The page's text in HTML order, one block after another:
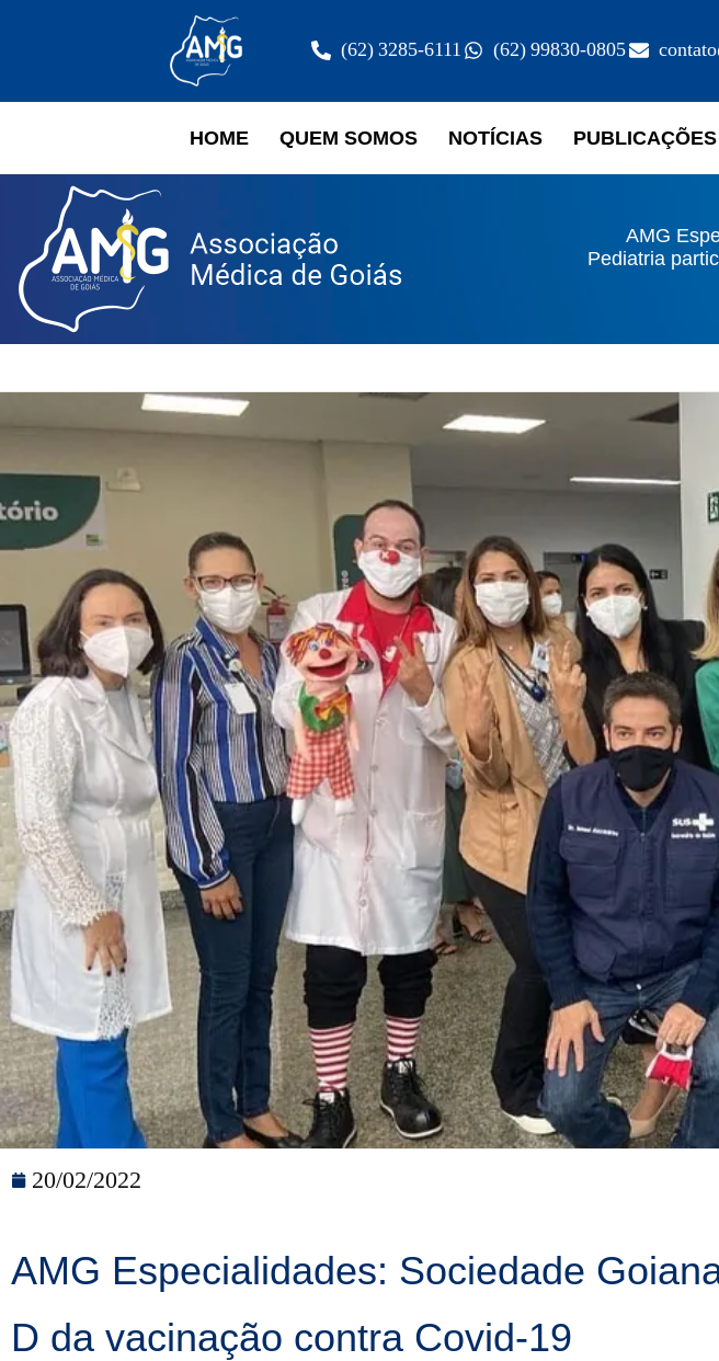
(62) 3285-6111 (62) 99830-0805
HOME QUEM SOMOS NOTÍCIAS PUBLICAÇÕES
AMG
Pediatria
20/02/2022
AMG Especialidades: Sociedade
D da vacinação contra Covid-19